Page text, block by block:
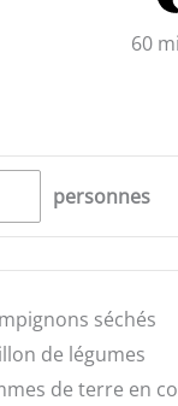
60
personnes
séchés
de légumes
de terre en